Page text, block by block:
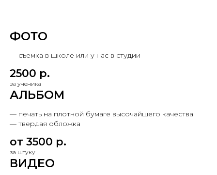
ФОТО
— съемка в школе или у нас в студии
2500 р.
за ученика
АЛЬБОМ
— печать на плотной бумаге высочайшего качества
— твердая обложка
от 3500 р.
за штуку
ВИДЕО